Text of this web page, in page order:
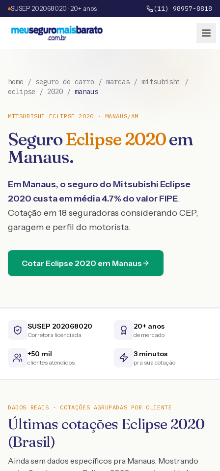
SUSEP 202068020 · 20+ anos (11) 98957-8818
home / seguro de carro / marcas / mitsubishi /
eclipse / 2020 / manaus
MITSUBISHI ECLIPSE 2020 · MANAUS/AM
SeguroEclipse2020em
Manaus.
EmManaus, o seguro do Mitsubishi Eclipse
2020 custa em média4.7% do valor FIPE.
Cotação em 18 seguradoras considerando CEP,
garagem e perfil do motorista.
Cotar Eclipse 2020 em Manaus
SUSEP 202068020
Corretora licenciada
20+ anos
de mercado
+50 mil
clientes atendidos
3 minutos
pra sua cotação
DADOS REAIS · COTAÇÕES AGRUPADAS POR CLIENTE
Últimas cotações Eclipse 2020
(Brasil)
Ainda sem dados específicos pra Manaus. Mostrando